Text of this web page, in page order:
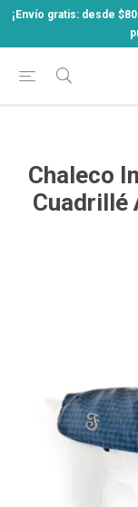
¡Envío gratis: desde
¡Envío gratis: desde
Chaleco
Cuadrillé